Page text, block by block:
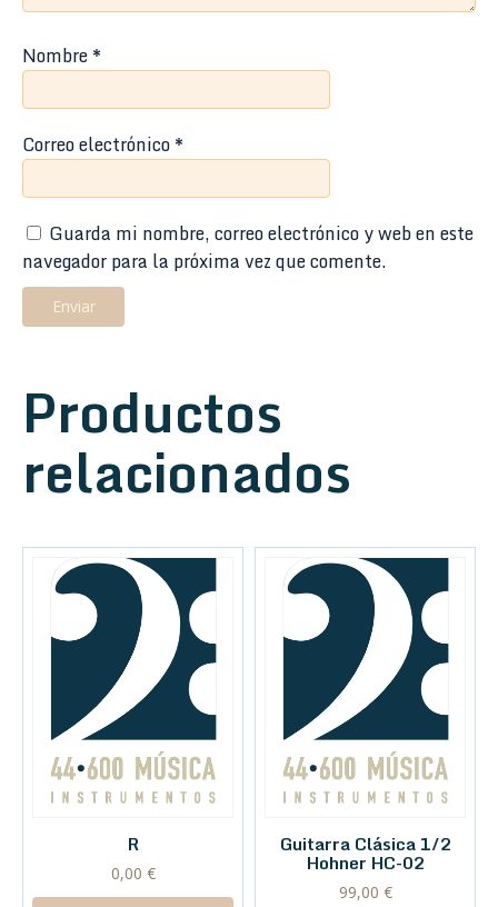
Nombre*
Correo electrónico*
Guarda mi nombre, correo electrónico y web en este
navegador para la próxima vez que comente.
Productos
relacionados
R
0,00 €
Guitarra Clásica 1/2
Hohner HC-02
99,00 €